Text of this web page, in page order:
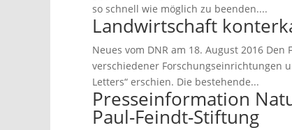
so schnell wie möglich zu beenden....
Landwirtschaft
Neues vom DNR am 18. August 2016
verschiedener Forschungseinrichtungen
Letters“ erschien. Die bestehende...
Presseinformation
Paul-Feindt-Stiftung